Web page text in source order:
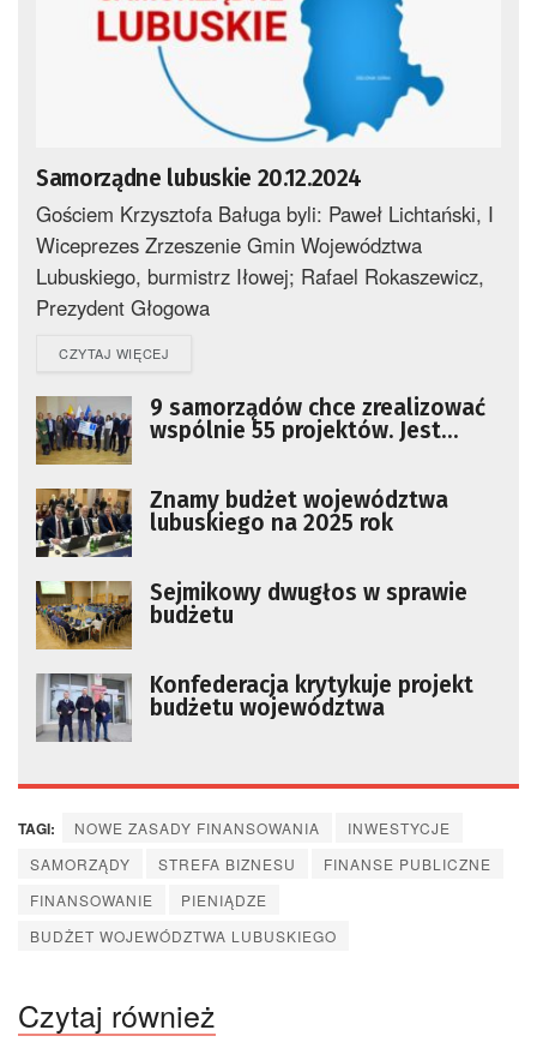
Samorządne lubuskie 20.12.2024
Gościem Krzysztofa Baługa byli: Paweł Lichtański, I
Wiceprezes Zrzeszenie Gmin Województwa
Lubuskiego, burmistrz Iłowej; Rafael Rokaszewicz,
Prezydent Głogowa
CZYTAJ WIĘCEJ
9 samorządów chce zrealizować
wspólnie 55 projektów. Jest
Znamy budżet województwa
lubuskiego na 2025 rok
Sejmikowy dwugłos w sprawie
budżetu
Konfederacja krytykuje projekt
budżetu województwa
TAGI: NOWE ZASADY FINANSOWANIA
INWESTYCJE
SAMORZĄDY
STREFA BIZNESU
FINANSE PUBLICZNE
FINANSOWANIE
PIENIĄDZE
BUDŻET WOJEWÓDZTWA LUBUSKIEGO
Czytaj również